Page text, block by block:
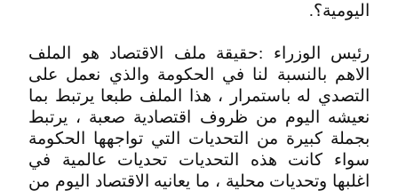
اليومية؟.
رئيس الوزراء :حقيقة ملف الاقتصاد هو الملف
الاهم بالنسبة لنا في الحكومة والذي نعمل على
التصدي له باستمرار ، هذا الملف طبعا يرتبط بما
نعيشه اليوم من ظروف اقتصادية صعبة ، يرتبط
بجملة كبيرة من التحديات التي تواجهها الحكومة
سواء كانت هذه التحديات تحديات عالمية في
اغلبها وتحديات محلية ، ما يعانيه الاقتصاد اليوم من